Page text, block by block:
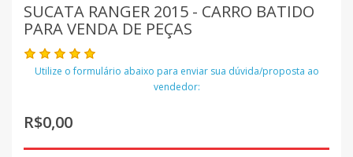
SUCATA RANGER 2015 - CARRO BATIDO
PARA VENDA DE PEÇAS
Utilize o formulário abaixo para enviar sua dúvida/proposta ao
vendedor:
R$0,00